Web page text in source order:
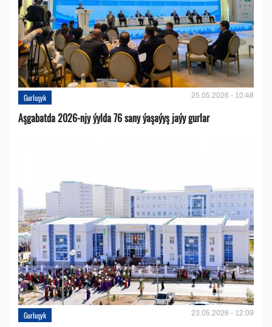
Gurluşyk 25.05.2026 - 10:48
Aşgabatda 2026-njy ýylda 76 sany ýaşaýyş jaýy gurlar
Gurluşyk 23.05.2026 - 12:09